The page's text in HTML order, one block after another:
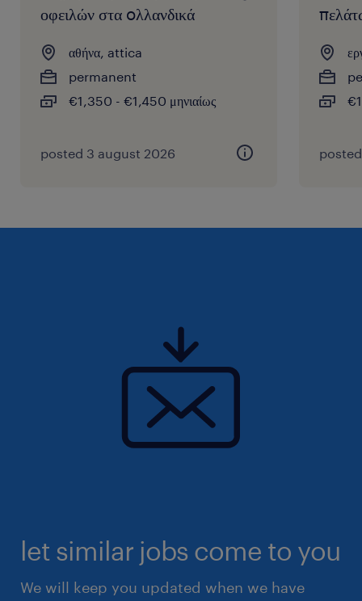
οφειλών στα oλλανδικά
αθήνα, attica
permanent
€1,350 - €1,450 μηνιαίως
posted 3 august 2026
let similar jobs come to you
We will keep you updated when we have